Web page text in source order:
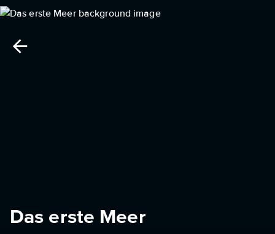
Das erste Meer